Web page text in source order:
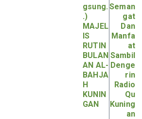
gsung.
.)
MAJEL
IS
RUTIN
BULAN
AN AL-
BAHJA
H
KUNIN
GAN
Seman
gat
Dan
Manfa
at
Sambil
Denge
rin
Radio
Qu
Kuning
an